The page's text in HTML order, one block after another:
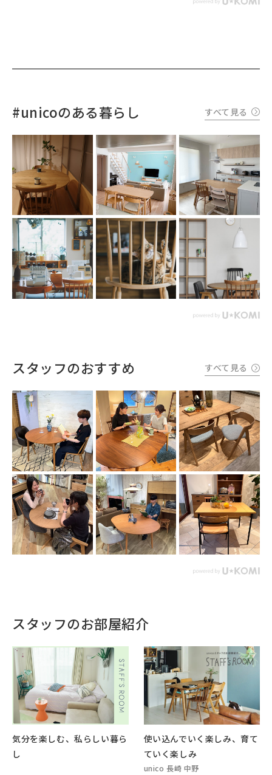
#unicoのある暮らし すべて見る
スタッフのおすすめ すべて見る
スタッフのお部屋紹介
気分を楽しむ、私らしい暮ら
し
使い込んでいく楽しみ、育て
ていく楽しみ
unico 長崎 中野